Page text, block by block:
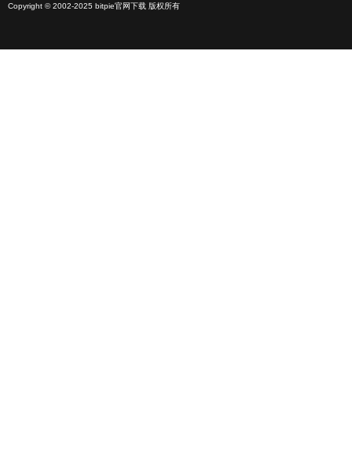
Copyright © 2002-2025 bitpie官网下载 版权所有